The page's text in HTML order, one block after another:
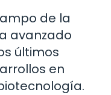
de la
avanzado
últimos
en